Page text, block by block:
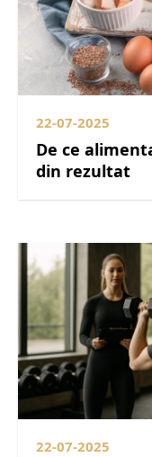
22-07-2025
De ce
din rezultat
22-07-2025